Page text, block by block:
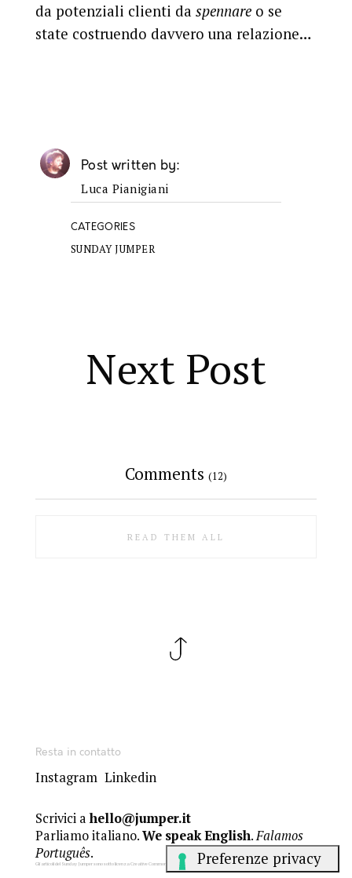
da potenziali clienti da spennareo se
state costruendo davvero una relazione…
Post written by
Luca Pianigiani
CATEGORIES
SUNDAY JUMPER
Next Post
Comments (12)
READ THEM ALL
Resta in contatto
Instagram Linkedin
Scrivici ahello@jumper.it
Parliamo italiano.We speak English.Falamos
Português.
Gli articoli del Sunday Jumper sono sotto licenza Creative Commons BY-NC-ND 4.0. Gli altri contenuti sono © dei rispettivi autori.